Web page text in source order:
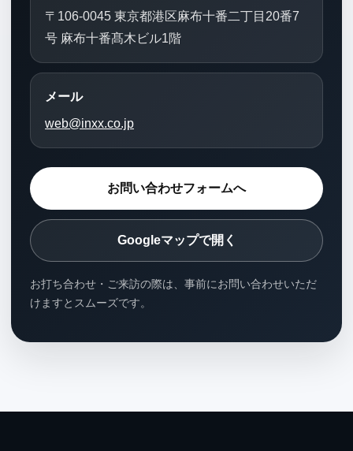
〒106-0045 東京都港区麻布十番二丁目20番7
号 麻布十番髙木ビル1階
メール
web@inxx.co.jp
お問い合わせフォームへ
Googleマップで開く
お打ち合わせ・ご来訪の際は、事前にお問い合わせいただ
けますとスムーズです。